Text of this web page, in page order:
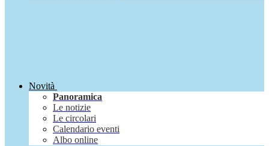
Novità
Panoramica
Le notizie
Le circolari
Calendario eventi
Albo online